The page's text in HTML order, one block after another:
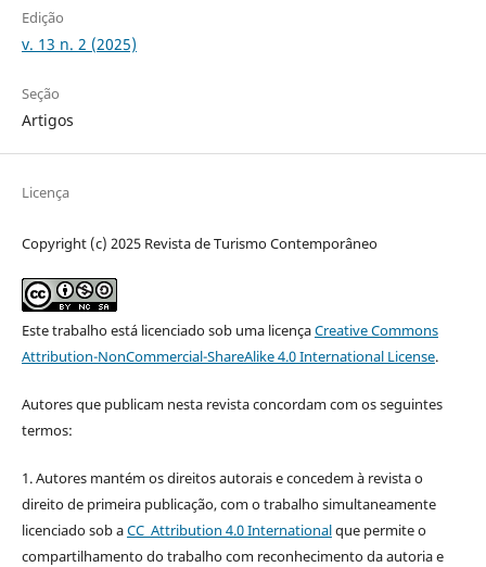
Edição
v. 13 n. 2 (2025)
Seção
Artigos
Licença
Copyright (c) 2025 Revista de Turismo Contemporâneo
Este trabalho está licenciado sob uma licençaCreative Commons
Attribution-NonCommercial-ShareAlike 4.0 International License.
Autores que publicam nesta revista concordam com os seguintes
termos:
1. Autores mantém os direitos autorais e concedem à revista o
direito de primeira publicação, com o trabalho simultaneamente
licenciado sob aCC Attribution 4.0 Internationalque permite o
compartilhamento do trabalho com reconhecimento da autoria e